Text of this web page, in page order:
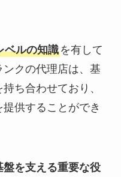
ベルの知識を有して
クの代理店は、基
ち合わせており、
供することができ
盤を支える重要な役